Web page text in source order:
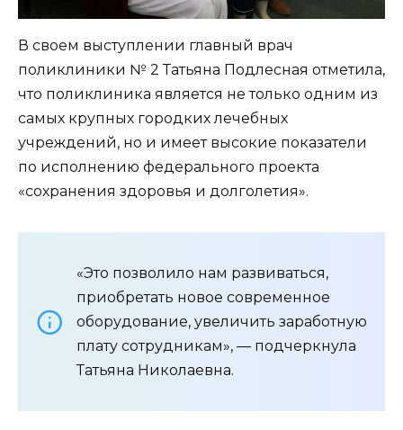
В своем выступлении главный врач
поликлиники № 2 Татьяна Подлесная отметила,
что поликлиника является не только одним из
самых крупных городких лечебных
учреждений, но и имеет высокие показатели
по исполнению федерального проекта
«сохранения здоровья и долголетия».
«Это позволило нам развиваться,
приобретать новое современное
оборудование, увеличить заработную
плату сотрудникам», — подчеркнула
Татьяна Николаевна.